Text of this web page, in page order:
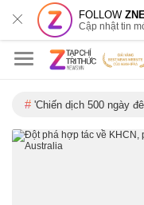
FOLLOW
Cập nhật tin
'Chiến dịch 500 ngày